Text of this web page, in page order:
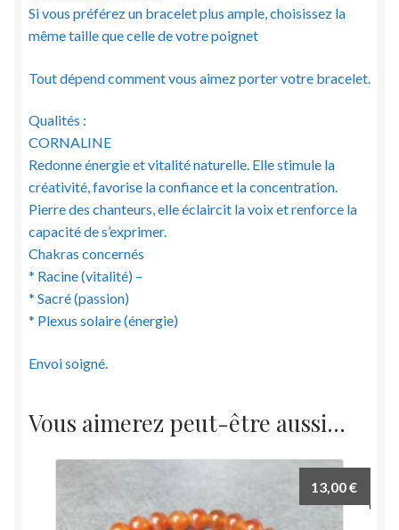
Si vous préférez un bracelet plus ample, choisissez la
même taille que celle de votre poignet
Tout dépend comment vous aimez porter votre bracelet.
Qualités :
CORNALINE
Redonne énergie et vitalité naturelle. Elle stimule la
créativité, favorise la confiance et la concentration.
Pierre des chanteurs, elle éclaircit la voix et renforce la
capacité de s’exprimer.
Chakras concernés
* Racine (vitalité) –
* Sacré (passion)
* Plexus solaire (énergie)
Envoi soigné.
Vous aimerez peut-être aussi…
13,00€